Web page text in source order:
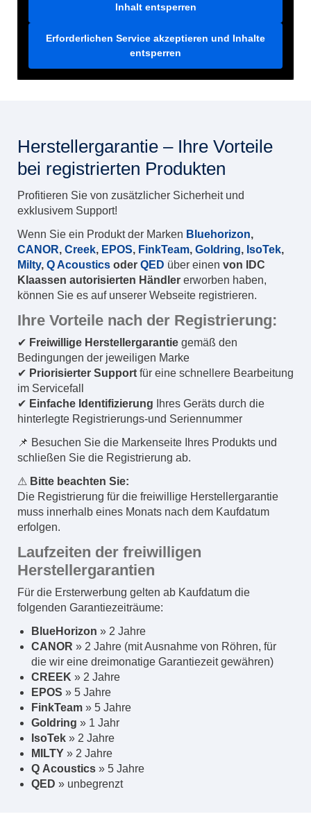
Inhalt entsperren
Erforderlichen Service akzeptieren und Inhalte
entsperren
Herstellergarantie – Ihre Vorteile
bei registrierten Produkten
Profitieren Sie von zusätzlicher Sicherheit und
exklusivem Support!
Wenn Sie ein Produkt der Marken Bluehorizon,
CANOR, Creek, EPOS, FinkTeam, Goldring, IsoTek,
Milty, Q Acoustics oder QED über einen von IDC
Klaassen autorisierten Händler erworben haben,
können Sie es auf unserer Webseite registrieren.
Ihre Vorteile nach der Registrierung:
✔ Freiwillige Herstellergarantie gemäß den
Bedingungen der jeweiligen Marke
✔ Priorisierter Support für eine schnellere Bearbeitung
im Servicefall
✔ Einfache Identifizierung Ihres Geräts durch die
hinterlegte Registrierungs-und Seriennummer
📌 Besuchen Sie die Markenseite Ihres Produkts und
schließen Sie die Registrierung ab.
⚠ Bitte beachten Sie:
Die Registrierung für die freiwillige Herstellergarantie
muss innerhalb eines Monats nach dem Kaufdatum
erfolgen.
Laufzeiten der freiwilligen
Herstellergarantien
Für die Ersterwerbung gelten ab Kaufdatum die
folgenden Garantiezeiträume:
BlueHorizon » 2 Jahre
CANOR » 2 Jahre (mit Ausnahme von Röhren, für
die wir eine dreimonatige Garantiezeit gewähren)
CREEK » 2 Jahre
EPOS » 5 Jahre
FinkTeam » 5 Jahre
Goldring » 1 Jahr
IsoTek » 2 Jahre
MILTY » 2 Jahre
Q Acoustics » 5 Jahre
QED » unbegrenzt